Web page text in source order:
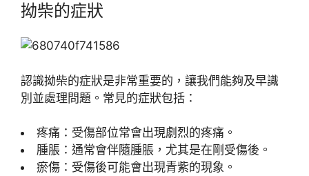
拗柴的症狀
認識拗柴的症狀是非常重要的，讓我們能夠及早識
別並處理問題。常見的症狀包括：
疼痛：受傷部位常會出現劇烈的疼痛。
腫脹：通常會伴隨腫脹，尤其是在剛受傷後。
瘀傷：受傷後可能會出現青紫的現象。